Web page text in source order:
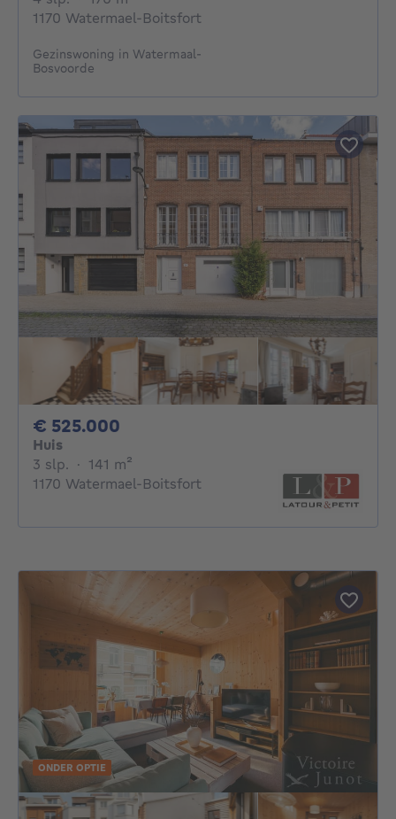
1170 Watermael-Boitsfort
Gezinswoning in Watermaal-
Bosvoorde
€ 525.000
Huis
3 slp. 3 slaapkamers
· 141 m²
1170 Watermael-Boitsfort
ONDER OPTIE